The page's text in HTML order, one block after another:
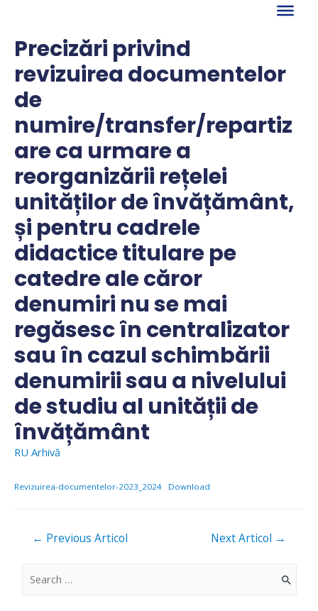
contentPrecizări privind
revizuirea documentelor
de
numire/transfer/repartiz
are ca urmare a
reorganizării rețelei
unităților de învățământ,
și pentru cadrele
didactice titulare pe
catedre ale căror
denumiri nu se mai
regăsesc în centralizator
sau în cazul schimbării
denumirii sau a nivelului
de studiu al unității de
învățământ
RU Arhivă
Revizuirea-documentelor-2023_2024 Download
Navigare
← Previous Articol Next Articol →
S